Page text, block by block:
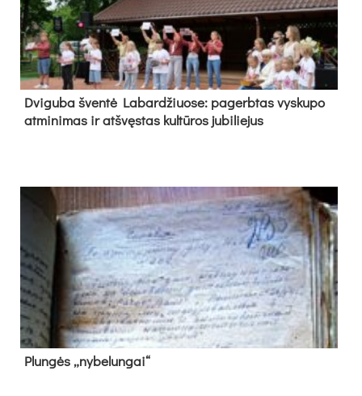
Dvi­gu­ba šven­tė La­bar­džiuo­se: pa­gerb­tas vys­ku­po
at­mi­ni­mas ir at­švęs­tas kul­tū­ros ju­bi­lie­jus
Plun­gės „ny­be­lun­gai“